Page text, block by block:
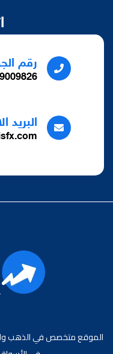
رقم
البريد
الموقع متخصص في الذهب